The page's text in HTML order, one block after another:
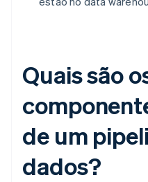
Quais são
de um
dados?